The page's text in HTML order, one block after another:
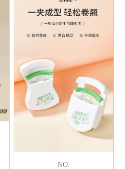
NO.